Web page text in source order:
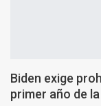
Biden exige
primer año de